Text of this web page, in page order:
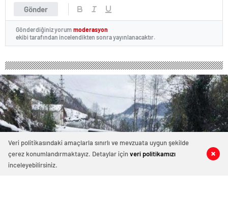
1 0
Gönder
Gönderdiğiniz yorum moderasyon
ekibi tarafından incelendikten sonra yayınlanacaktır.
0 0
Veri politikasındaki amaçlarla sınırlı ve mevzuata uygun şekilde
çerez konumlandırmaktayız. Detaylar içinveri politikamızı
inceleyebilirsiniz.